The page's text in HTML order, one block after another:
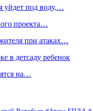
уйдет под воду,…
проекта…
при атаках…
в детсаду ребенок
на…